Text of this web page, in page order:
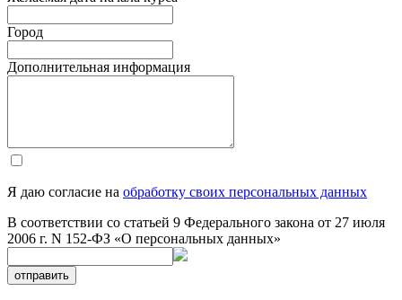
Город
Дополнительная информация
Я даю согласие на обработку своих персональных данных
В соответствии со статьей 9 Федерального закона от 27 июля
2006 г. N 152-ФЗ «О персональных данных»
отправить